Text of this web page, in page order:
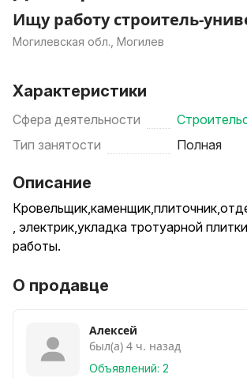
Ищу работу строитель-
Могилевская обл., Могилев
Характеристики
Сфера деятельности
Тип занятости
Полная
Описание
, электрик,укладка тротуарной
работы.
О продавце
Алексей
был(а) 4 ч. назад
Объявлений: 2